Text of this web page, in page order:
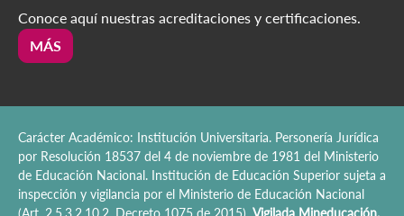
Conoce aquí nuestras acreditaciones y certificaciones.
MÁS
Carácter Académico: Institución Universitaria. Personería Jurídica
por Resolución 18537 del 4 de noviembre de 1981 del Ministerio
de Educación Nacional. Institución de Educación Superior sujeta a
inspección y vigilancia por el Ministerio de Educación Nacional
(Art. 2.5.3.2.10.2, Decreto 1075 de 2015). Vigilada Mineducación.